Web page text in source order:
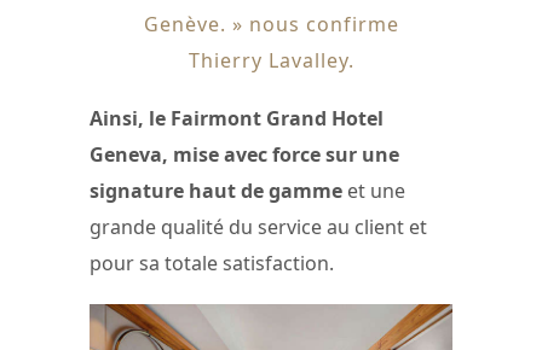
Genève. » nous confirme
Thierry Lavalley.
Ainsi, le Fairmont Grand Hotel
Geneva, mise avec force sur une
signature haut de gamme et une
grande qualité du service au client et
pour sa totale satisfaction.